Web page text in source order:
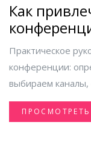
Как
стратегии
Практическое
конференции:
выбираем каналы,
после